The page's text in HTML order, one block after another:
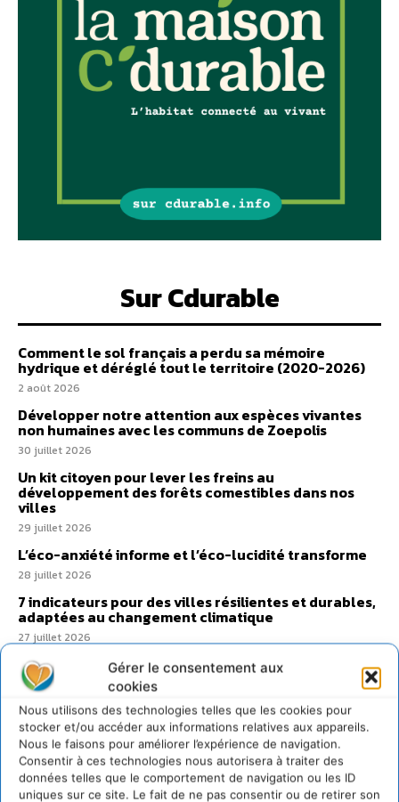
Gérer le consentement aux
cookies
Nous utilisons des technologies telles que les cookies pour
stocker et/ou accéder aux informations relatives aux appareils.
Nous le faisons pour améliorer l’expérience de navigation.
Consentir à ces technologies nous autorisera à traiter des
données telles que le comportement de navigation ou les ID
uniques sur ce site. Le fait de ne pas consentir ou de retirer son
Sur Cdurable
Comment le sol français a perdu sa mémoire
hydrique et déréglé tout le territoire (2020-2026)
2 août 2026
Développer notre attention aux espèces vivantes
non humaines avec les communs de Zoepolis
30 juillet 2026
Un kit citoyen pour lever les freins au
développement des forêts comestibles dans nos
villes
29 juillet 2026
L’éco-anxiété informe et l’éco-lucidité transforme
28 juillet 2026
7 indicateurs pour des villes résilientes et durables,
adaptées au changement climatique
27 juillet 2026